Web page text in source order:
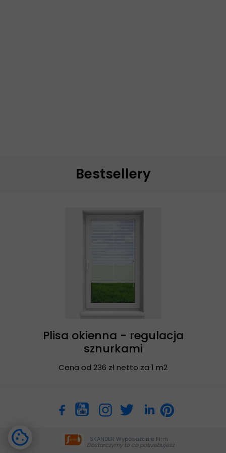
Plisa okienna - regulacja
sznurkami
Cena od 236 zł netto za 1 m2
Bestsellery
SKANDER Wyposażanie Firm
Dostarczymy to co potrzebujesz